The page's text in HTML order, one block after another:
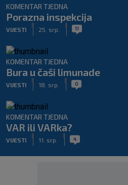
KOMENTAR TJEDNA
Porazna inspekcija
VIJESTI 25. srp. 11
KOMENTAR TJEDNA
Bura u čaši limunade
VIJESTI 18. srp. 0
KOMENTAR TJEDNA
VAR ili VARka?
VIJESTI 11. srp. 4